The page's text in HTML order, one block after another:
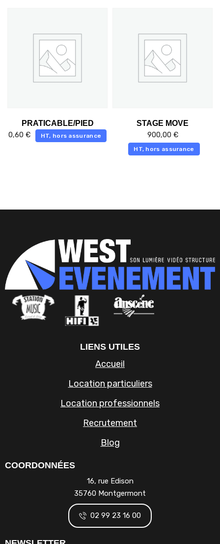
PRATICABLE/PIED
0,60 € HT, hors assurance
STAGE MOVE
900,00 €
HT, hors assurance
LIENS UTILES
Accueil
Location particuliers
Location professionnels
Recrutement
Blog
COORDONNÉES
16, rue Edison
35760 Montgermont
02 99 23 16 00